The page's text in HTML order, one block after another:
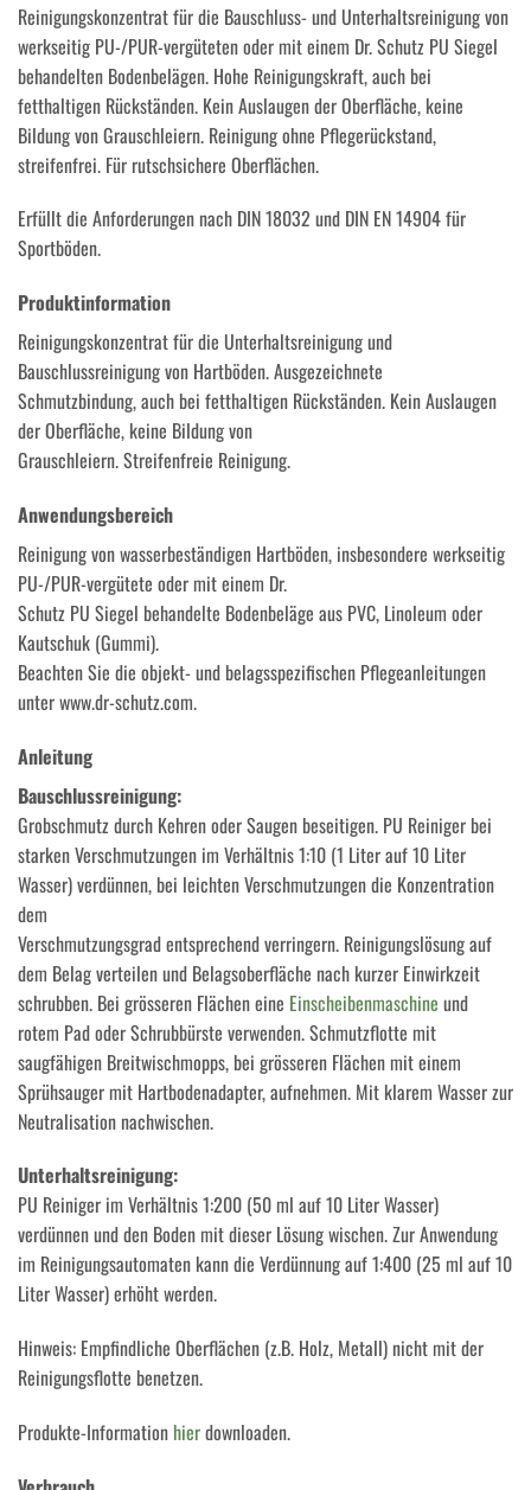
Reinigungskonzentrat für die Bauschluss- und Unterhaltsreinigung von
werkseitig PU-/PUR-vergüteten oder mit einem Dr. Schutz PU Siegel
behandelten Bodenbelägen. Hohe Reinigungskraft, auch bei
fetthaltigen Rückständen. Kein Auslaugen der Oberfläche, keine
Bildung von Grauschleiern. Reinigung ohne Pflegerückstand,
streifenfrei. Für rutschsichere Oberflächen.
Erfüllt die Anforderungen nach DIN 18032 und DIN EN 14904 für
Sportböden.
Produktinformation
Reinigungskonzentrat für die Unterhaltsreinigung und
Bauschlussreinigung von Hartböden. Ausgezeichnete
Schmutzbindung, auch bei fetthaltigen Rückständen. Kein Auslaugen
der Oberfläche, keine Bildung von
Grauschleiern. Streifenfreie Reinigung.
Anwendungsbereich
Reinigung von wasserbeständigen Hartböden, insbesondere werkseitig
PU-/PUR-vergütete oder mit einem Dr.
Schutz PU Siegel behandelte Bodenbeläge aus PVC, Linoleum oder
Kautschuk (Gummi).
Beachten Sie die objekt- und belagsspezifischen Pflegeanleitungen
unter www.dr-schutz.com.
Anleitung
Bauschlussreinigung:
Grobschmutz durch Kehren oder Saugen beseitigen. PU Reiniger bei
starken Verschmutzungen im Verhältnis 1:10 (1 Liter auf 10 Liter
Wasser) verdünnen, bei leichten Verschmutzungen die Konzentration
dem
Verschmutzungsgrad entsprechend verringern. Reinigungslösung auf
dem Belag verteilen und Belagsoberfläche nach kurzer Einwirkzeit
schrubben. Bei grösseren Flächen eine Einscheibenmaschine und
rotem Pad oder Schrubbürste verwenden. Schmutzflotte mit
saugfähigen Breitwischmopps, bei grösseren Flächen mit einem
Sprühsauger mit Hartbodenadapter, aufnehmen. Mit klarem Wasser zur
Neutralisation nachwischen.
Unterhaltsreinigung:
PU Reiniger im Verhältnis 1:200 (50 ml auf 10 Liter Wasser)
verdünnen und den Boden mit dieser Lösung wischen. Zur Anwendung
im Reinigungsautomaten kann die Verdünnung auf 1:400 (25 ml auf 10
Liter Wasser) erhöht werden.
Hinweis: Empfindliche Oberflächen (z.B. Holz, Metall) nicht mit der
Reinigungsflotte benetzen.
Produkte-Information hierdownloaden.